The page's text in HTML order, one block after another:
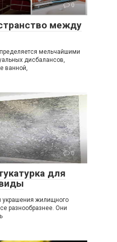
0
между
мельчайшими
дисбалансов,
ванной,
0
для
жилищного
разнообразнее. Они